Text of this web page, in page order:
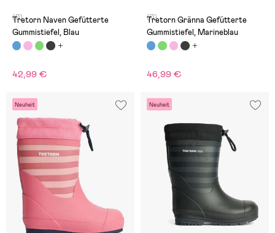
(0)
Tretorn Naven Gefütterte
Gummistiefel, Blau
42,99 €
(0)
Tretorn Gränna Gefütterte
Gummistiefel, Marineblau
46,99 €
Neuheit Neuheit